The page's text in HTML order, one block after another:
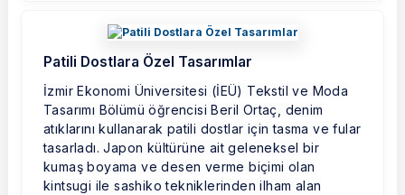
Patili Dostlara Özel Tasarımlar
İzmir Ekonomi Üniversitesi (İEÜ) Tekstil ve Moda
Tasarımı Bölümü öğrencisi Beril Ortaç, denim
atıklarını kullanarak patili dostlar için tasma ve fular
tasarladı. Japon kültürüne ait geleneksel bir
kumaş boyama ve desen verme biçimi olan
kintsugi ile sashiko tekniklerinden ilham alan